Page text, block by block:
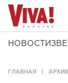
НОВОСТИ
ГЛАВНАЯ АРХИВ